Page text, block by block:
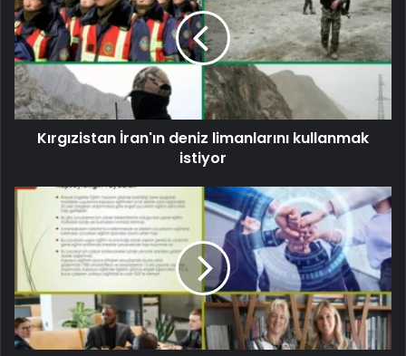
Kırgızistan İran'ın deniz limanlarını kullanmak
istiyor